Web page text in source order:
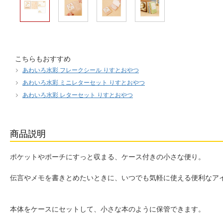
こちらもおすすめ
あわいろ水彩 フレークシール りすとおやつ
あわいろ水彩 ミニレターセット りすとおやつ
あわいろ水彩 レターセット りすとおやつ
商品説明
ポケットやポーチにすっと収まる、ケース付きの小さな便り。
伝言やメモを書きとめたいときに、いつでも気軽に使える便利なア
本体をケースにセットして、小さな本のように保管できます。